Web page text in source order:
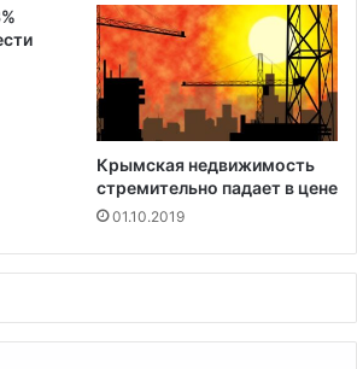
Крымская недвижимость
стремительно падает в цене
01.10.2019